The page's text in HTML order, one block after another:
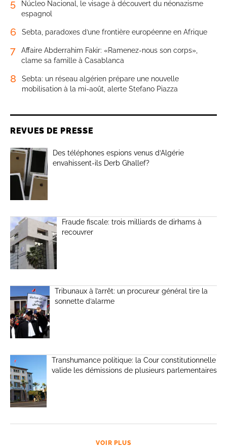
5
Núcleo Nacional, le visage à découvert du néonazisme
espagnol
6 Sebta, paradoxes d’une frontière européenne en Afrique
7
Affaire Abderrahim Fakir: «Ramenez-nous son corps»,
clame sa famille à Casablanca
8
Sebta: un réseau algérien prépare une nouvelle
mobilisation à la mi-août, alerte Stefano Piazza
REVUES DE PRESSE
Des téléphones espions venus d’Algérie
envahissent-ils Derb Ghallef?
Fraude fiscale: trois milliards de dirhams à
recouvrer
Tribunaux à l’arrêt: un procureur général tire la
sonnette d’alarme
Transhumance politique: la Cour constitutionnelle
valide les démissions de plusieurs parlementaires
VOIR PLUS